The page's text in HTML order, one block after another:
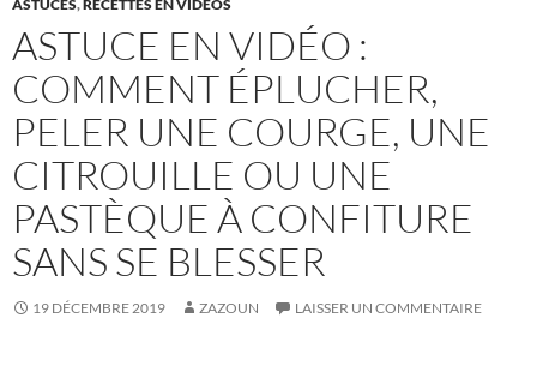
ASTUCES,RECETTES EN VIDÉOS
ASTUCE EN VIDÉO :
COMMENT ÉPLUCHER,
PELER UNE COURGE, UNE
CITROUILLE OU UNE
PASTÈQUE À CONFITURE
SANS SE BLESSER
19 DÉCEMBRE 2019 ZAZOUN LAISSER UN COMMENTAIRE